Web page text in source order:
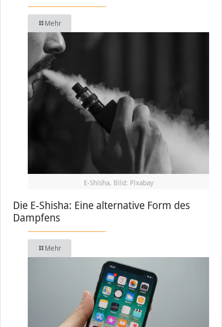
Mehr
E-Shisha, Bild: Pixabay
Die E-Shisha: Eine alternative Form des
Dampfens
Mehr